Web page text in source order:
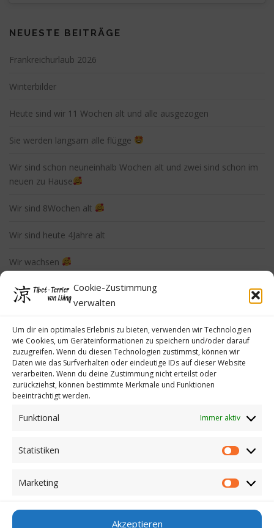
Cookie-Zustimmung
verwalten
Um dir ein optimales Erlebnis zu bieten, verwenden wir Technologien
wie Cookies, um Geräteinformationen zu speichern und/oder darauf
zuzugreifen. Wenn du diesen Technologien zustimmst, können wir
Daten wie das Surfverhalten oder eindeutige IDs auf dieser Website
verarbeiten. Wenn du deine Zustimmung nicht erteilst oder
zurückziehst, können bestimmte Merkmale und Funktionen
beeinträchtigt werden.
Funktional Immer aktiv
Statistiken
Marketing
Akzeptieren
NEUESTE BEITRÄGE
Frankreichurlaub 2026
Winterbilder
Heute sind wir 11 Wochen alt und alle ausgezogen
Sie werden langsam alle flügge
Wir sind schon neuneinhalb Wochen alt und zwei sind schon im
neuen zu Hause
Wir sind 8Wochen alt
Wir sind heute 4Jahre alt
Wir wachsen
Erste Autofahrt
Datenschutzerklärung
Kontakt